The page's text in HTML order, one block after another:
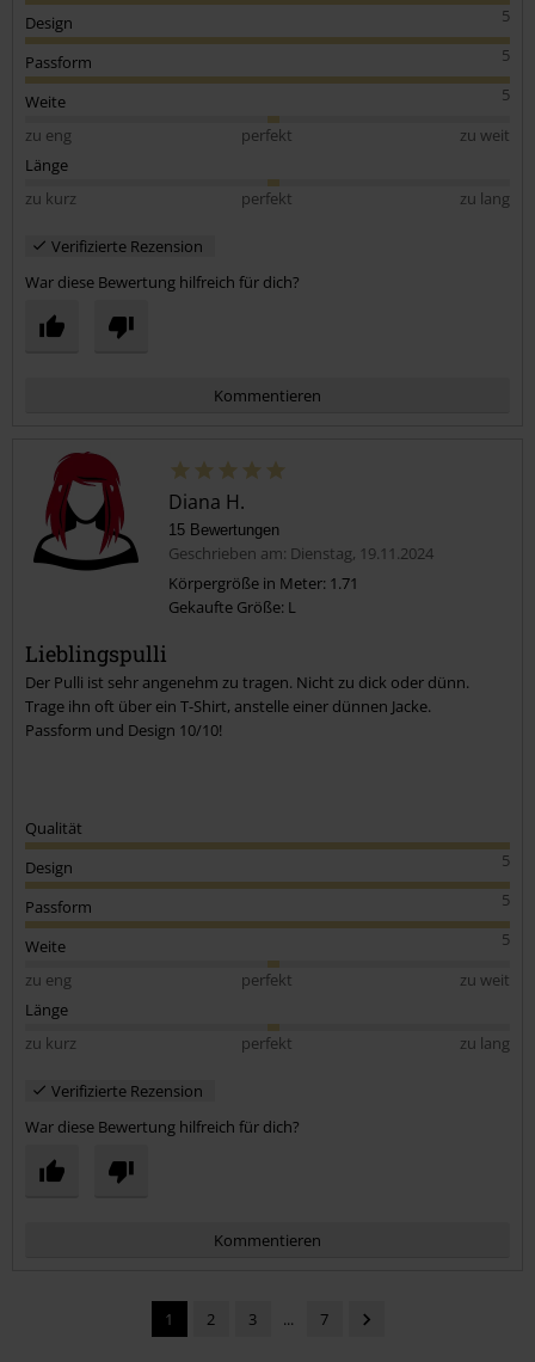
5
Design
5
Passform
5
Weite
zu eng
perfekt
zu weit
Länge
zu kurz
perfekt zu lang
Verifizierte Rezension
War diese Bewertung hilfreich für dich?
Kommentieren
Kommentar jetzt abschicken!
Diana H.
15 Bewertungen
Geschrieben am: Dienstag, 19.11.2024
Körpergröße in Meter: 1.71
Gekaufte Größe: L
Lieblingspulli
Der Pulli ist sehr angenehm zu tragen. Nicht zu dick oder dünn.
Trage ihn oft über ein T-Shirt, anstelle einer dünnen Jacke.
Passform und Design 10/10!
Qualität
5
Design
5
Passform
5
Weite
zu eng
perfekt
zu weit
Länge
zu kurz
perfekt zu lang
Verifizierte Rezension
War diese Bewertung hilfreich für dich?
Kommentieren
1 2 3 ... 7